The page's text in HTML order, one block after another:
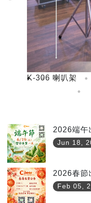
K-306 喇叭架
2026端午
Jun 18,
2026春節
Feb 05,